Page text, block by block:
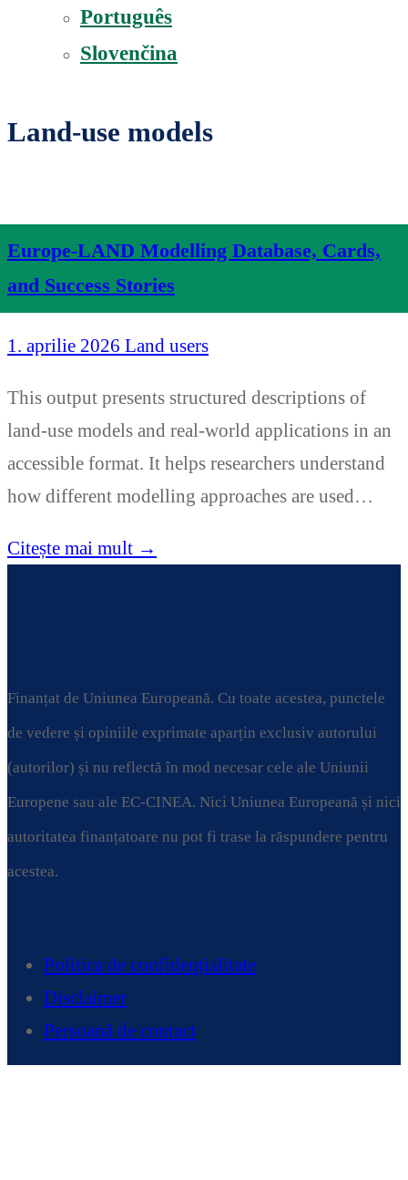
Português
Slovenčina
Land-use models
Europe-LAND Modelling Database, Cards,
and Success Stories
1. aprilie 2026 Land users
This output presents structured descriptions of
land-use models and real-world applications in an
accessible format. It helps researchers understand
how different modelling approaches are used…
Citește mai mult →
Finanțat de Uniunea Europeană. Cu toate acestea, punctele
de vedere și opiniile exprimate aparțin exclusiv autorului
(autorilor) și nu reflectă în mod necesar cele ale Uniunii
Europene sau ale EC-CINEA. Nici Uniunea Europeană și nici
autoritatea finanțatoare nu pot fi trase la răspundere pentru
acestea.
Politica de confidențialitate
Disclaimer
Persoană de contact